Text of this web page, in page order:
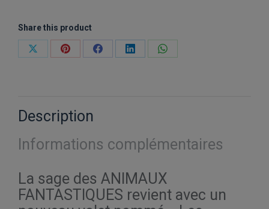
of
Dumbledore
International
Share this product
PartagerPartagerPartagerPartagerPartager
Description
Informations complémentaires
La sage des ANIMAUX
FANTASTIQUES revient avec un